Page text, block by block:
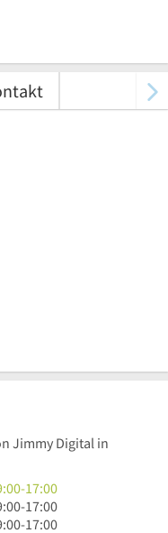
Jimmy Digital in
-17:00
-17:00
-17:00